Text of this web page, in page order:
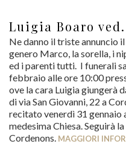
Luigia Boaro
Ne danno il triste annuncio
genero Marco, la sorella, i
ed i parenti tutti. I funerali
febbraio alle ore 10:00
ove la cara Luigia giungerà
di via San Giovanni, 22 a
recitato venerdì 31 gennaio
medesima Chiesa. Seguirà
Cordenons. MAGGIORI